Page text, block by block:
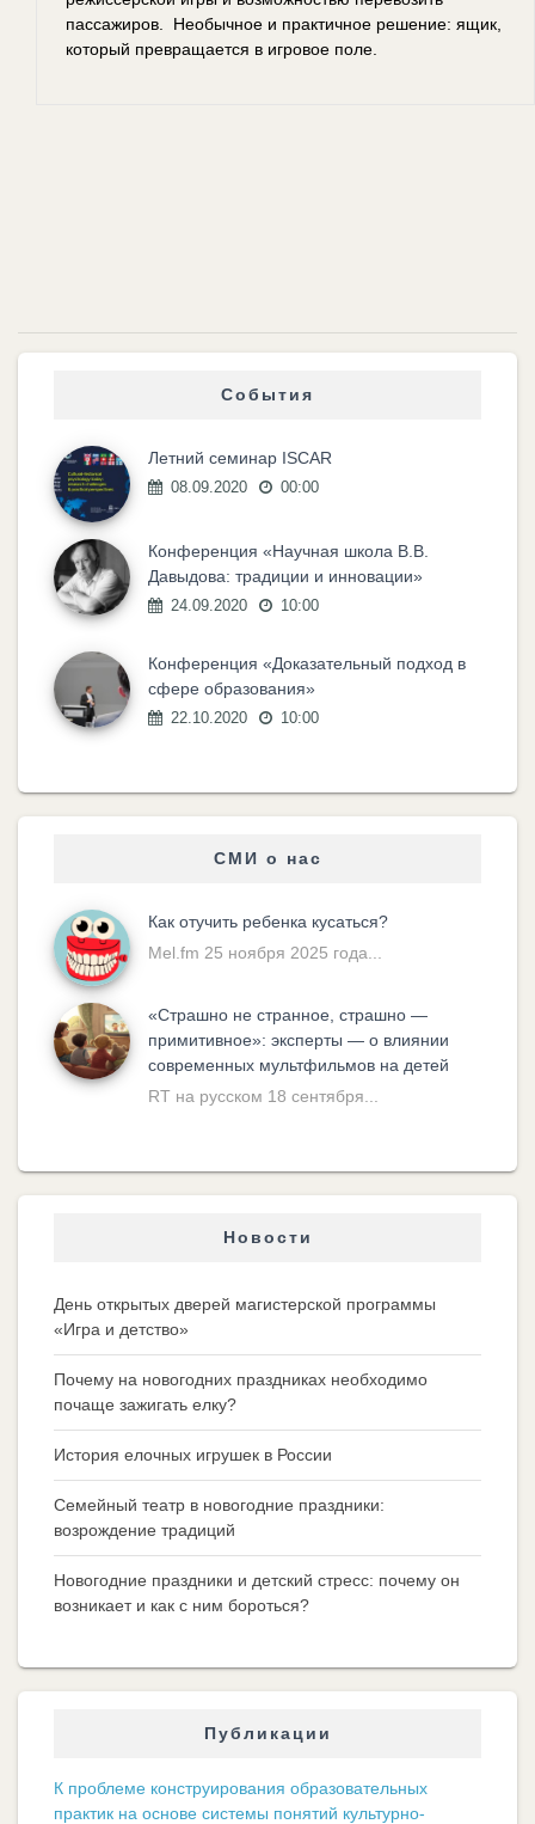
пассажиров. Необычное и практичное решение: ящик,
который превращается в игровое поле.
События
Летний семинар ISCAR
08.09.2020 00:00
Конференция «Научная школа В.В.
Давыдова: традиции и инновации»
24.09.2020 10:00
Конференция «Доказательный подход в
сфере образования»
22.10.2020 10:00
СМИ о нас
Как отучить ребенка кусаться?
Mel.fm 25 ноября 2025 года...
«Cтрашно не странное, страшно —
примитивное»: эксперты — о влиянии
современных мультфильмов на детей
RT на русском 18 сентября...
Новости
День открытых дверей магистерской программы
«Игра и детство»
Почему на новогодних праздниках необходимо
почаще зажигать елку?
История елочных игрушек в России
Семейный театр в новогодние праздники:
возрождение традиций
Новогодние праздники и детский стресс: почему он
возникает и как с ним бороться?
Публикации
К проблеме конструирования образовательных
практик на основе системы понятий культурно-